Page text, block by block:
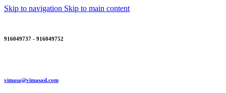
Skip to navigation Skip to main content
916049737 - 916049752
vimasa@vimasasl.com